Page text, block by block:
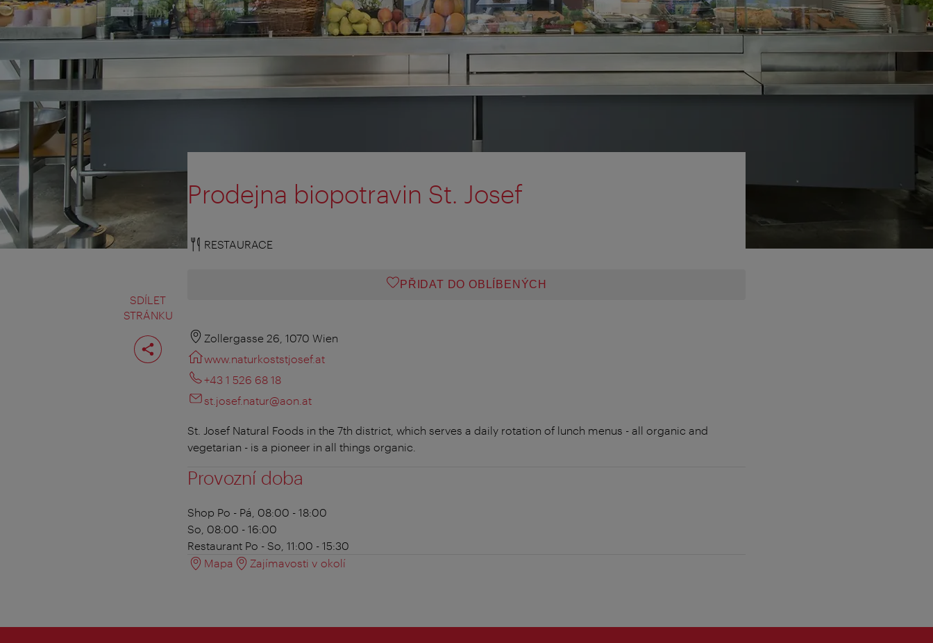
SDÍLET
STRÁNKU
Rozdělit
stranu
Prodejna biopotravin St. Josef
RESTAURACE
PŘIDAT DO OBLÍBENÝCH
Zollergasse 26, 1070 Wien
www.naturkoststjosef.at
+43 1 526 68 18
st.josef.natur@aon.at
St. Josef Natural Foods in the 7th district, which serves a daily rotation of lunch menus - all organic and
vegetarian - is a pioneer in all things organic.
Provozní doba
Shop Po - Pá, 08:00 - 18:00
So, 08:00 - 16:00
Restaurant Po - So, 11:00 - 15:30
Mapa
Zajímavosti v okolí